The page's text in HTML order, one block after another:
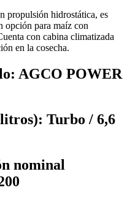
propulsión hidrostática, es
opción para maíz con
con cabina climatizada
en la cosecha.
AGCO POWER
Turbo / 6,6
nominal